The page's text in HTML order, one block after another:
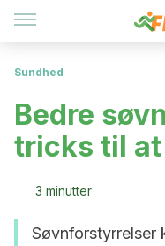
Sundhed
Bedre
tricks til at
3 minutter
Søvnforstyrrelser